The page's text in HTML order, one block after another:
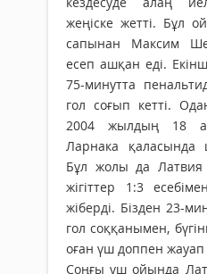
жеңіске жетті. Бұл
сапынан Максим
есеп ашқан еді.
75-минутта
гол соғып кетті.
2004 жылдың 18
Ларнака қаласында
Бұл жолы да Латвия
жігіттер 1:3
жіберді. Бізден 23-
гол соққанымен,
оған үш доппен жауап
Соңғы үш ойында